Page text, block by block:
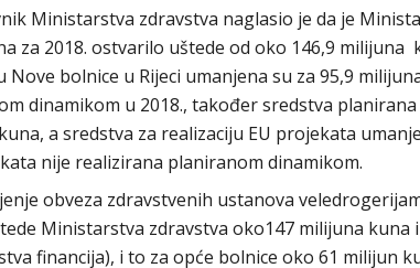
Ministarstva zdravstva naglasio je da je
za 2018. ostvarilo uštede od oko 146,9
Nove bolnice u Rijeci umanjena su za 95,9
dinamikom u 2018., također sredstva
a sredstva za realizaciju EU projekata
nije realizirana planiranom dinamikom.
obveza zdravstvenih ustanova
Ministarstva zdravstva oko147 milijuna
financija), i to za opće bolnice oko 61 milijun